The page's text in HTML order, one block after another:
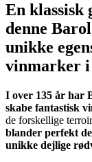
En klassisk
denne
unikke
vinmarker i
I over 135 år har
skabe fantastisk
de forskellige
blander perfekt
unikke dejlige